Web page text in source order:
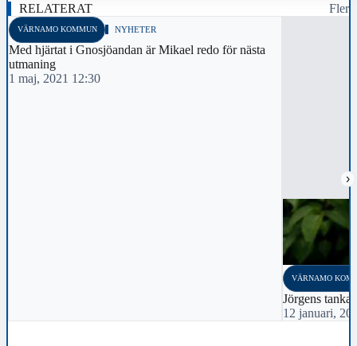
RELATERAT Fler
›
VÄRNAMO KOMMUN NYHETER
Med hjärtat i Gnosjöandan är Mikael redo för nästa
utmaning
1 maj, 2021 12:30
VÄRNAMO
Jörgens
12 januari,